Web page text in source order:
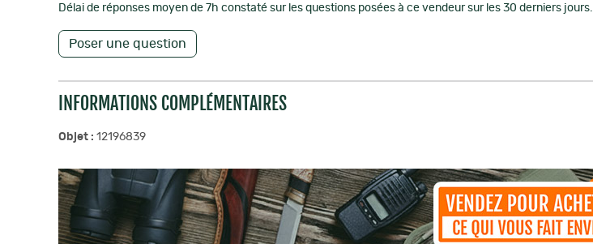
Délai de réponses moyen de 7h constaté sur les questions posées à ce vendeur sur les 30 derniers jours.
Poser une question
INFORMATIONS COMPLÉMENTAIRES
Objet : 12196839